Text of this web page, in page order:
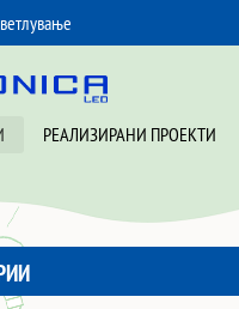
РЕАЛИЗИРАНИ ПРОЕКТИ